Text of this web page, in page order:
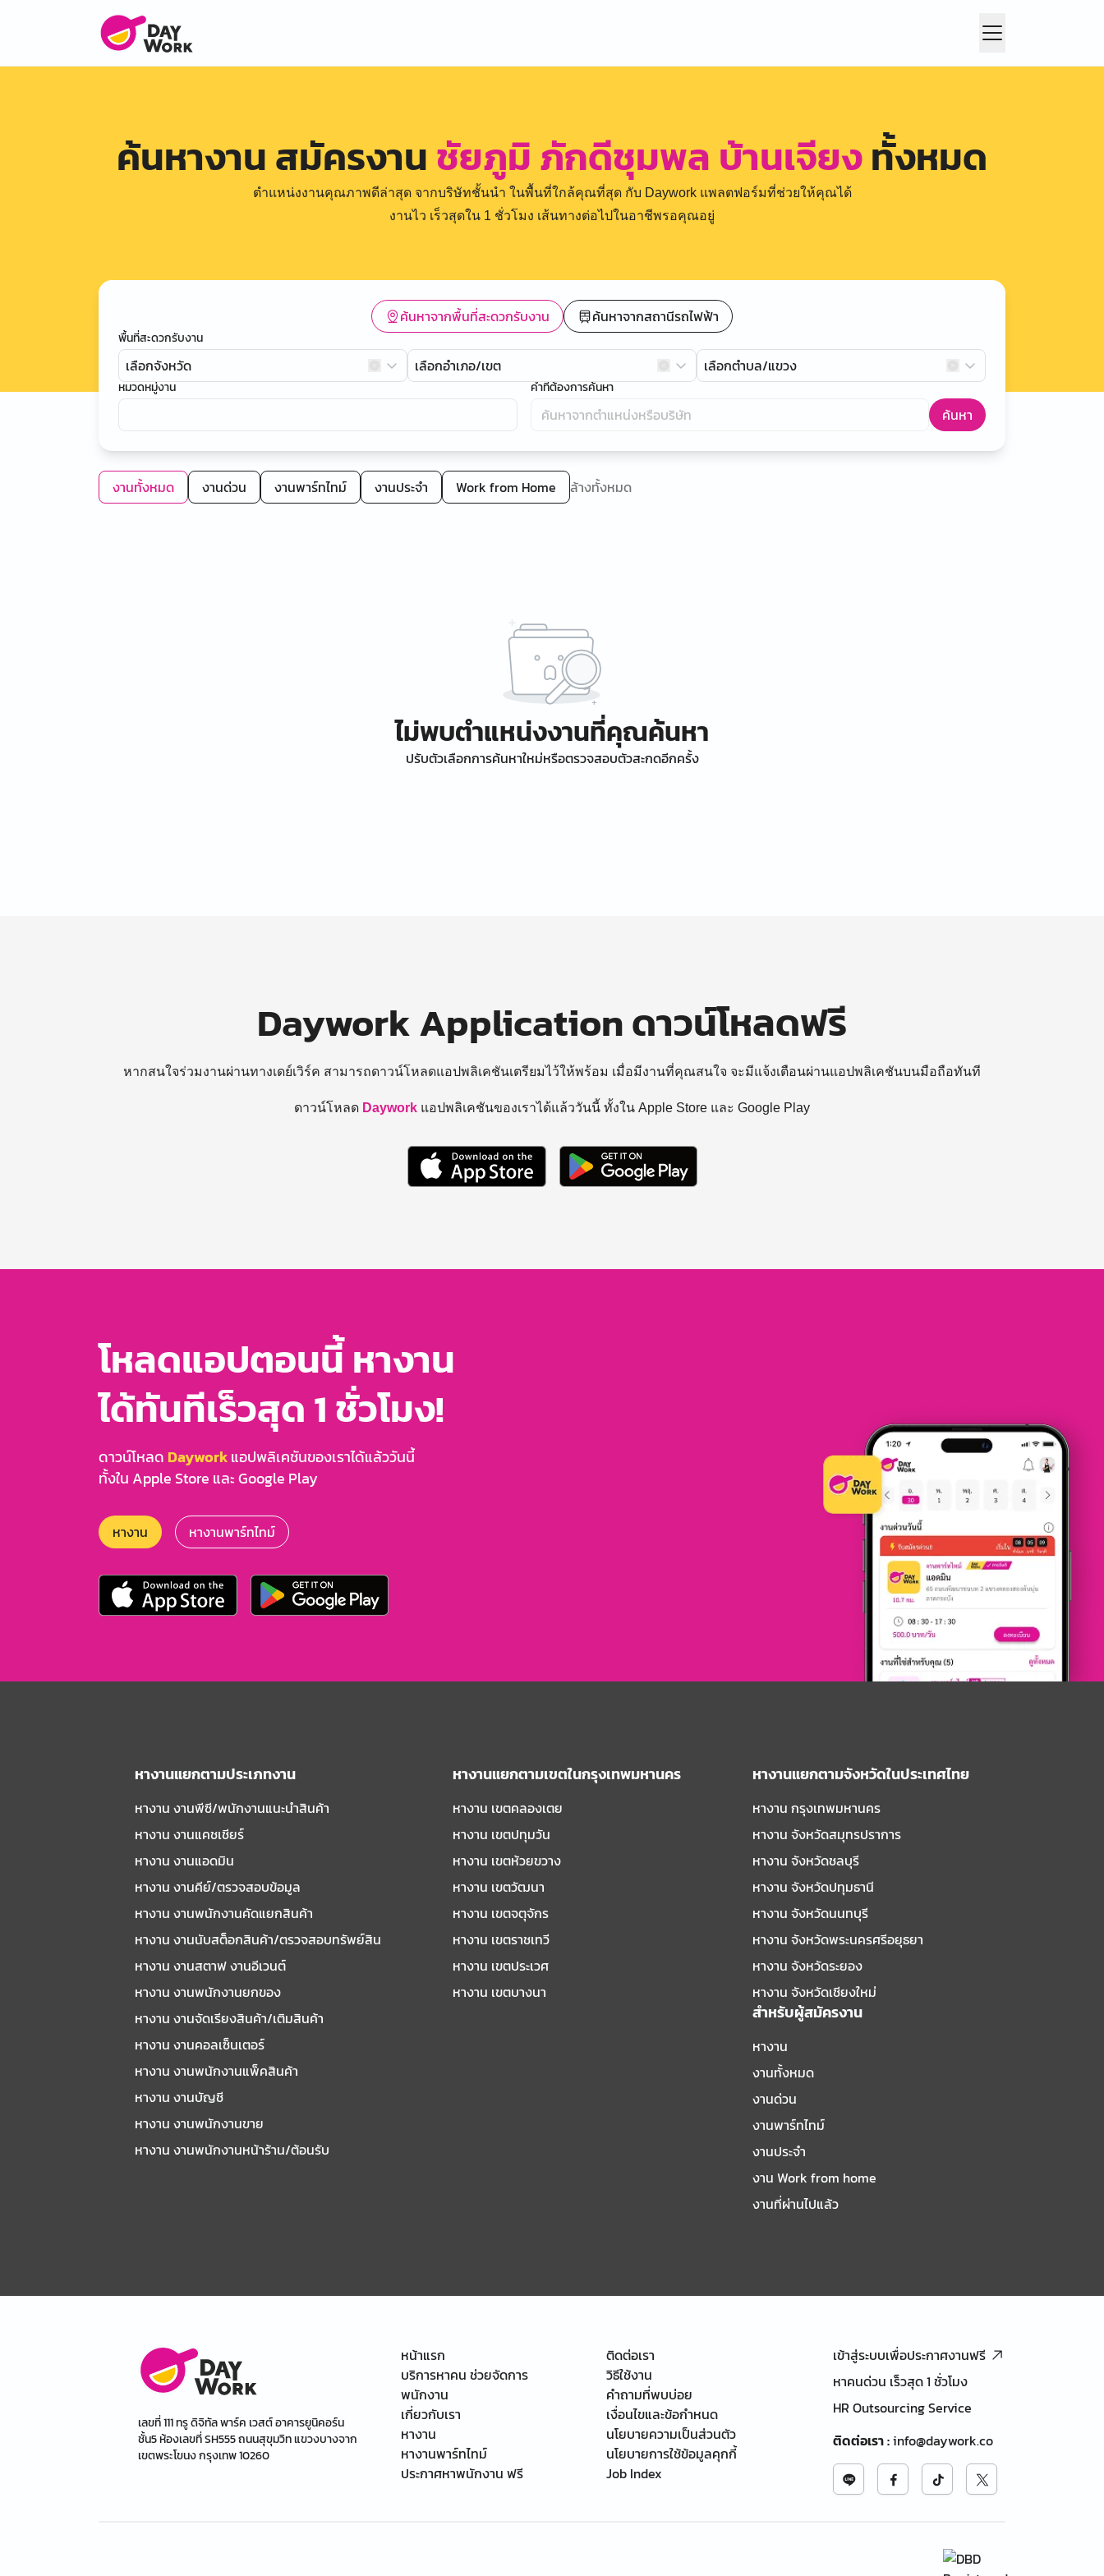
ค้นหางาน สมัครงานชัยภูมิ ภักดีชุมพล บ้านเจียงทั้งหมด
ตำแหน่งงานคุณภาพดีล่าสุด จากบริษัทชั้นนำ ในพื้นที่ใกล้คุณที่สุด กับ Daywork แพลตฟอร์มที่ช่วยให้คุณได้
งานไว เร็วสุดใน 1 ชั่วโมง เส้นทางต่อไปในอาชีพรอคุณอยู่
ค้นหาจากพื้นที่สะดวกรับงาน ค้นหาจากสถานีรถไฟฟ้า
พื้นที่สะดวกรับงาน
เลือกจังหวัด เลือกอำเภอ/เขต เลือกตำบล/แขวง
หมวดหมู่งาน คำที่ต้องการค้นหา
ค้นหา
งานทั้งหมด งานด่วน งานพาร์ทไทม์ งานประจำ Work from Home ล้างทั้งหมด
ไม่พบตำแหน่งงานที่คุณค้นหา
ปรับตัวเลือกการค้นหาใหม่หรือตรวจสอบตัวสะกดอีกครั้ง
Daywork Application ดาวน์โหลดฟรี
หากสนใจร่วมงานผ่านทางเดย์เวิร์ค สามารถดาวน์โหลดแอปพลิเคชันเตรียมไว้ให้พร้อม เมื่อมีงานที่คุณสนใจ จะมีแจ้งเตือนผ่านแอปพลิเคชันบนมือถือทันที
ดาวน์โหลด Daywork แอปพลิเคชันของเราได้แล้ววันนี้ ทั้งใน Apple Store และ Google Play
โหลดแอปตอนนี้ หางาน
ได้ทันทีเร็วสุด 1 ชั่วโมง!
ดาวน์โหลด Dayworkแอปพลิเคชันของเราได้แล้ววันนี้
ทั้งใน Apple Store และ Google Play
หางาน หางานพาร์ทไทม์
หางานแยกตามประเภทงาน
หางาน งานพีซี/พนักงานแนะนําสินค้า
หางาน งานแคชเชียร์
หางาน งานแอดมิน
หางาน งานคีย์/ตรวจสอบข้อมูล
หางาน งานพนักงานคัดแยกสินค้า
หางาน งานนับสต็อกสินค้า/ตรวจสอบทรัพย์สิน
หางาน งานสตาฟ งานอีเวนต์
หางาน งานพนักงานยกของ
หางาน งานจัดเรียงสินค้า/เติมสินค้า
หางาน งานคอลเซ็นเตอร์
หางาน งานพนักงานแพ็คสินค้า
หางาน งานบัญชี
หางาน งานพนักงานขาย
หางาน งานพนักงานหน้าร้าน/ต้อนรับ
หางานแยกตามเขตในกรุงเทพมหานคร
หางาน เขตคลองเตย
หางาน เขตปทุมวัน
หางาน เขตห้วยขวาง
หางาน เขตวัฒนา
หางาน เขตจตุจักร
หางาน เขตราชเทวี
หางาน เขตประเวศ
หางาน เขตบางนา
หางานแยกตามจังหวัดในประเทศไทย
หางาน กรุงเทพมหานคร
หางาน จังหวัดสมุทรปราการ
หางาน จังหวัดชลบุรี
หางาน จังหวัดปทุมธานี
หางาน จังหวัดนนทบุรี
หางาน จังหวัดพระนครศรีอยุธยา
หางาน จังหวัดระยอง
หางาน จังหวัดเชียงใหม่
สำหรับผู้สมัครงาน
หางาน
งานทั้งหมด
งานด่วน
งานพาร์ทไทม์
งานประจำ
งาน Work from home
งานที่ผ่านไปแล้ว
เลขที่ 111 ทรู ดิจิทัล พาร์ค เวสต์ อาคารยูนิคอร์น
ชั้น5 ห้องเลขที่ SH555 ถนนสุขุมวิท แขวงบางจาก
เขตพระโขนง กรุงเทพ 10260
หน้าแรก
บริการหาคน ช่วยจัดการ
พนักงาน
เกี่ยวกับเรา
หางาน
หางานพาร์ทไทม์
ประกาศหาพนักงาน ฟรี
ติดต่อเรา
วิธีใช้งาน
คำถามที่พบบ่อย
เงื่อนไขและข้อกำหนด
นโยบายความเป็นส่วนตัว
นโยบายการใช้ข้อมูลคุกกี้
Job Index
เข้าสู่ระบบเพื่อประกาศงานฟรี
หาคนด่วน เร็วสุด 1 ชั่วโมง
HR Outsourcing Service
ติดต่อเรา:info@daywork.co